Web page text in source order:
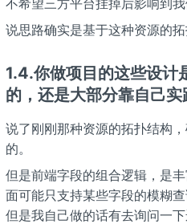
说思路确实是基于这种资源的拓
1.4.你做项目的这些设计
的，还是大部分靠自己实
说了刚刚那种资源的拓扑结构
的。
但是前端字段的组合逻辑，是
面可能只支持某些字段的模糊
但是我自己做的话有去询问一